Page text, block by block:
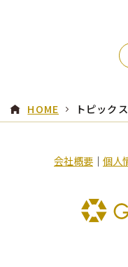
HOME トピックス
会社概要 ｜ 個人